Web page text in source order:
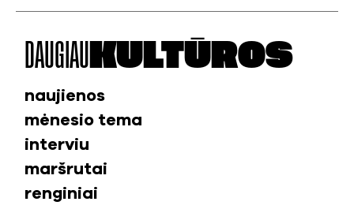
DAUGIAU KULTŪROS
naujienos
mėnesio tema
interviu
maršrutai
renginiai